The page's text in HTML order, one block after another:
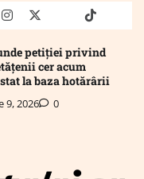
instagram
twitter truthtiktok
petiției privind
cer acum
la baza hotărârii
9, 2026 0